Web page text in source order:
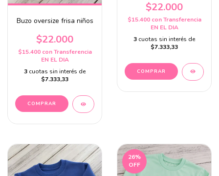
Buzo oversize frisa niños
$22.000
$15.400 con Transferencia
EN EL DIA
3 cuotas sin interés de
$7.333,33
COMPRAR
$22.000
$15.400 con Transferencia
EN EL DIA
3 cuotas sin interés de
$7.333,33
COMPRAR
26%
OFF